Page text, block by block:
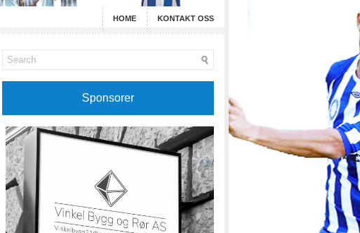
HOME KONTAKT OSS
Sponsorer